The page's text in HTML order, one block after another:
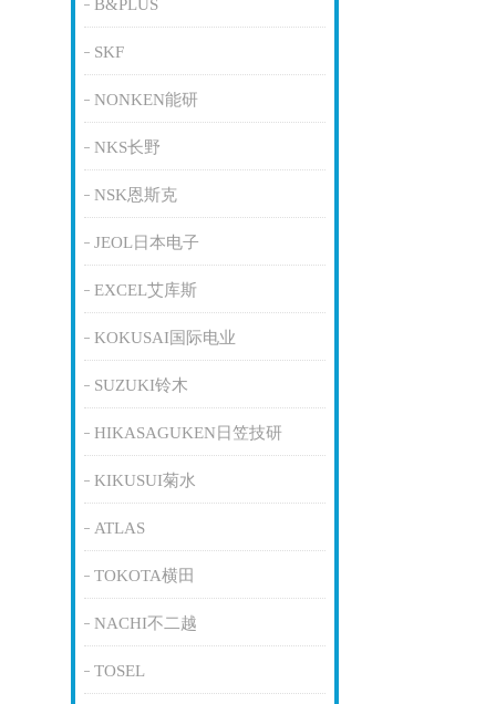
B&PLUS
SKF
NONKEN能研
NKS长野
NSK恩斯克
JEOL日本电子
EXCEL艾库斯
KOKUSAI国际电业
SUZUKI铃木
HIKASAGUKEN日笠技研
KIKUSUI菊水
ATLAS
TOKOTA横田
NACHI不二越
TOSEL